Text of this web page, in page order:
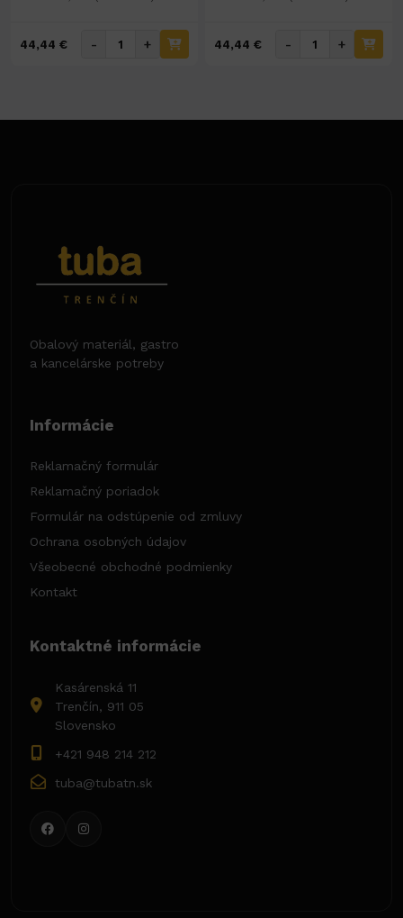
44,44 € - + 44,44 € - +
Obalový materiál, gastro
a kancelárske potreby
Informácie
Reklamačný formulár
Reklamačný poriadok
Formulár na odstúpenie od zmluvy
Ochrana osobných údajov
Všeobecné obchodné podmienky
Kontakt
Kontaktné informácie
Kasárenská 11
Trenčín, 911 05
Slovensko
+421 948 214 212
tuba@tubatn.sk